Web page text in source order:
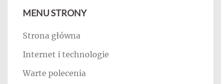
MENU STRONY
Strona główna
Internet i technologie
Warte polecenia